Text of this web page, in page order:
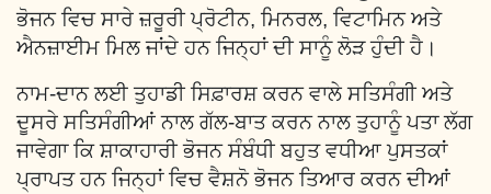
ਭੋਜਨ ਵਿਚ ਸਾਰੇ ਜ਼ਰੂਰੀ ਪ੍ਰੋਟੀਨ, ਮਿਨਰਲ, ਵਿਟਾਮਿਨ ਅਤੇ
ਐਨਜ਼ਾਈਮ ਮਿਲ ਜਾਂਦੇ ਹਨ ਜਿਨ੍ਹਾਂ ਦੀ ਸਾਨੂੰ ਲੋੜ ਹੁੰਦੀ ਹੈ।
ਨਾਮ-ਦਾਨ ਲਈ ਤੁਹਾਡੀ ਸਿਫ਼ਾਰਸ਼ ਕਰਨ ਵਾਲੇ ਸਤਿਸੰਗੀ ਅਤੇ
ਦੂਸਰੇ ਸਤਿਸੰਗੀਆਂ ਨਾਲ ਗੱਲ-ਬਾਤ ਕਰਨ ਨਾਲ ਤੁਹਾਨੂੰ ਪਤਾ ਲੱਗ
ਜਾਵੇਗਾ ਕਿ ਸ਼ਾਕਾਹਾਰੀ ਭੋਜਨ ਸੰਬੰਧੀ ਬਹੁਤ ਵਧੀਆ ਪੁਸਤਕਾਂ
ਪ੍ਰਾਪਤ ਹਨ ਜਿਨ੍ਹਾਂ ਵਿਚ ਵੈਸ਼ਨੋ ਭੋਜਨ ਤਿਆਰ ਕਰਨ ਦੀਆਂ